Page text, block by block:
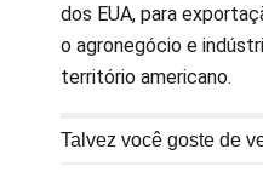
dos EUA, para
o agronegócio e
território americano.
Talvez você goste de